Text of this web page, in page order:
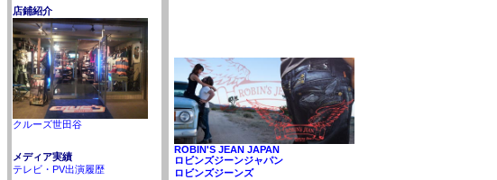
店鋪紹介
クルーズ世田谷
メディア実績
テレビ・PV出演履歴
ROBIN'S JEAN JAPAN
ロビンズジーンジャパン
ロビンズジーンズ